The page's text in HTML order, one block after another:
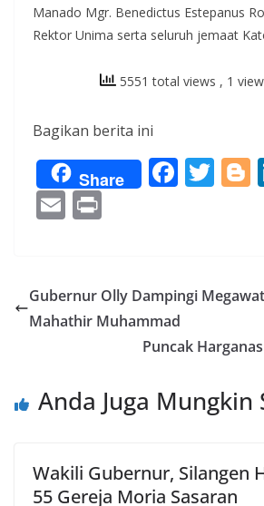
Manado Mgr. Benedictus Estepanus
Rektor Unima serta seluruh jemaat
5551 total views , 1
Bagikan berita ini
Share F
o
o
k
T
E
l
Gubernur Olly Dampingi
Mahathir Muhammad
Puncak
Anda Juga Mungkin
Wakili Gubernur, Silangen
55 Gereja Moria Sasaran